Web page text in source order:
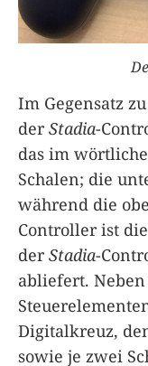
Im Gegensatz
derStadia-
das im
Schalen; die
während die
Controller ist
derStadia-
abliefert.
Digitalkreuz,
sowie je zwei